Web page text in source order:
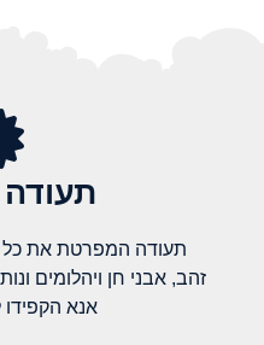
תעודה המפרטת את כל
זהב, אבני חן ויהלומים
אנא